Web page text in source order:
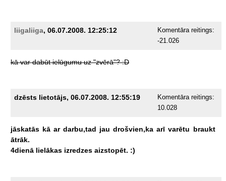
liigaliiga, 06.07.2008. 12:25:12
Komentāra reitings:
-21.026
kā var dabūt ielūgumu uz "zvērā"? :D
dzēsts lietotājs, 06.07.2008. 12:55:19
Komentāra reitings:
10.028
jāskatās kā ar darbu,tad jau drošvien,ka arī varētu braukt
ātrāk.
4dienā lielākas izredzes aizstopēt. :)